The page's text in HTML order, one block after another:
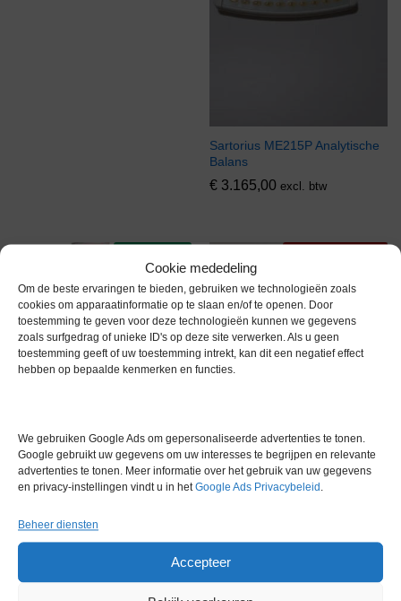
Cookie mededeling
Om de beste ervaringen te bieden, gebruiken we technologieën zoals
cookies om apparaatinformatie op te slaan en/of te openen. Door
toestemming te geven voor deze technologieën kunnen we gegevens
zoals surfgedrag of unieke ID's op deze site verwerken. Als u geen
toestemming geeft of uw toestemming intrekt, kan dit een negatief effect
hebben op bepaalde kenmerken en functies.
We gebruiken Google Ads om gepersonaliseerde advertenties te tonen.
Google gebruikt uw gegevens om uw interesses te begrijpen en relevante
advertenties te tonen. Meer informatie over het gebruik van uw gegevens
en privacy-instellingen vindt u in hetGoogle Ads Privacybeleid .
Beheer diensten
Accepteer
Sartorius ME215P Analytische
Balans
€ 3.165,00 excl. btw
Ohaus Defender 3000
Weegschaal
€700,00 excl. btw
Sartorius BP3100P Precisie
Balans